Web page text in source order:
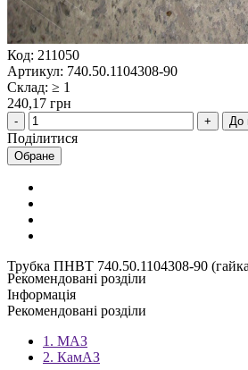
Код: 211050
Артикул: 740.50.1104308-90
Склад: ≥ 1
240,17 грн
До
Поділитися
Обране
Трубка ПНВТ 740.50.1104308-90
Рекомендовані розділи
Інформація
Рекомендовані розділи
1. МАЗ
2. КамАЗ